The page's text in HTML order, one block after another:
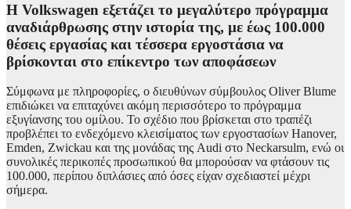
Η Volkswagen εξετάζει το μεγαλύτερο πρόγραμμα
αναδιάρθρωσης στην ιστορία της, με έως 100.000
θέσεις εργασίας και τέσσερα εργοστάσια να
βρίσκονται στο επίκεντρο των αποφάσεων
Σύμφωνα με πληροφορίες, ο διευθύνων σύμβουλος Oliver Blume
επιδιώκει να επιταχύνει ακόμη περισσότερο το πρόγραμμα
εξυγίανσης του ομίλου. Το σχέδιο που βρίσκεται στο τραπέζι
προβλέπει το ενδεχόμενο κλεισίματος των εργοστασίων Hanover,
Emden, Zwickau και της μονάδας της Audi στο Neckarsulm, ενώ οι
συνολικές περικοπές προσωπικού θα μπορούσαν να φτάσουν τις
100.000, περίπου διπλάσιες από όσες είχαν σχεδιαστεί μέχρι
σήμερα.